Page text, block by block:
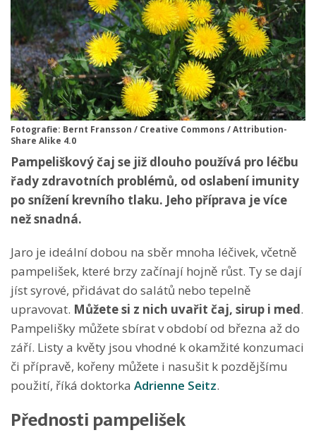
Fotografie: Bernt Fransson / Creative Commons / Attribution-
Share Alike 4.0
Pampeliškový čaj se již dlouho používá pro léčbu
řady zdravotních problémů, od oslabení imunity
po snížení krevního tlaku. Jeho příprava je více
než snadná.
Jaro je ideální dobou na sběr mnoha léčivek, včetně
pampelišek, které brzy začínají hojně růst. Ty se dají
jíst syrové, přidávat do salátů nebo tepelně
upravovat. Můžete si z nich uvařit čaj, sirup i med.
Pampelišky můžete sbírat v období od března až do
září. Listy a květy jsou vhodné k okamžité konzumaci
či přípravě, kořeny můžete i nasušit k pozdějšímu
použití, říká doktorka Adrienne Seitz.
Přednosti pampelišek